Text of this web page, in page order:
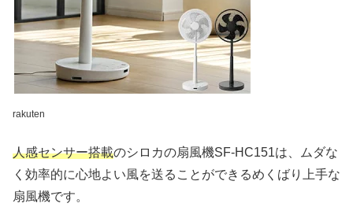
rakuten
人感センサー搭載のシロカの扇風機SF-HC151は、ムダな
く効率的に心地よい風を送ることができるめくばり上手な
扇風機です。